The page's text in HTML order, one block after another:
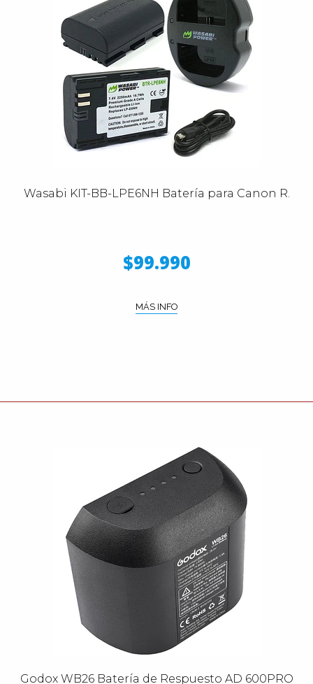
Wasabi KIT-BB-LPE6NH Batería para Canon R.
$99.990
MÁS INFO
Godox WB26 Batería de Respuesto AD 600PRO